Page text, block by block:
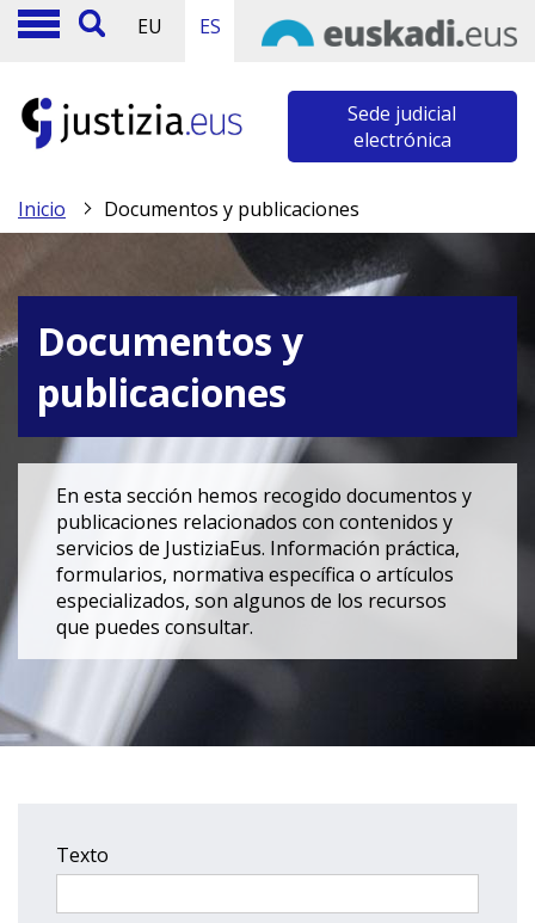
EU ES
Sede judicial
electrónica
Inicio Documentos y publicaciones
Documentos y
publicaciones
En esta sección hemos recogido documentos y
publicaciones relacionados con contenidos y
servicios de JustiziaEus. Información práctica,
formularios, normativa específica o artículos
especializados, son algunos de los recursos
que puedes consultar.
Texto